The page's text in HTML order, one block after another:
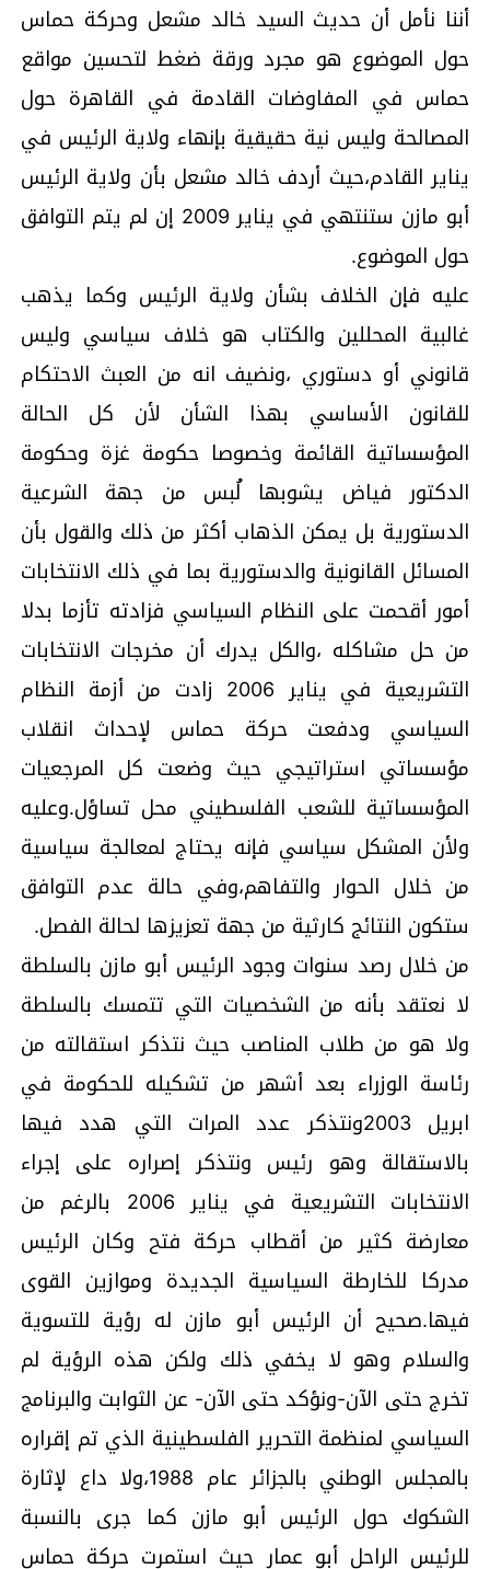
أننا نأمل أن حديث السيد خالد مشعل وحركة حماس
حول الموضوع هو مجرد ورقة ضغط لتحسين مواقع
حماس في المفاوضات القادمة في القاهرة حول
المصالحة وليس نية حقيقية بإنهاء ولاية الرئيس في
يناير القادم،حيث أردف خالد مشعل بأن ولاية الرئيس
أبو مازن ستنتهي في يناير 2009 إن لم يتم التوافق
حول الموضوع.
عليه فإن الخلاف بشأن ولاية الرئيس وكما يذهب
غالبية المحللين والكتاب هو خلاف سياسي وليس
قانوني أو دستوري ،ونضيف انه من العبث الاحتكام
للقانون الأساسي بهذا الشأن لأن كل الحالة
المؤسساتية القائمة وخصوصا حكومة غزة وحكومة
الدكتور فياض يشوبها لُبس من جهة الشرعية
الدستورية بل يمكن الذهاب أكثر من ذلك والقول بأن
المسائل القانونية والدستورية بما في ذلك الانتخابات
أمور أقحمت على النظام السياسي فزادته تأزما بدلا
من حل مشاكله ،والكل يدرك أن مخرجات الانتخابات
التشريعية في يناير 2006 زادت من أزمة النظام
السياسي ودفعت حركة حماس لإحداث انقلاب
مؤسساتي استراتيجي حيث وضعت كل المرجعيات
المؤسساتية للشعب الفلسطيني محل تساؤل.وعليه
ولأن المشكل سياسي فإنه يحتاج لمعالجة سياسية
من خلال الحوار والتفاهم،وفي حالة عدم التوافق
ستكون النتائج كارثية من جهة تعزيزها لحالة الفصل.
من خلال رصد سنوات وجود الرئيس أبو مازن بالسلطة
لا نعتقد بأنه من الشخصيات التي تتمسك بالسلطة
ولا هو من طلاب المناصب حيث نتذكر استقالته من
رئاسة الوزراء بعد أشهر من تشكيله للحكومة في
ابريل 2003ونتذكر عدد المرات التي هدد فيها
بالاستقالة وهو رئيس ونتذكر إصراره على إجراء
الانتخابات التشريعية في يناير 2006 بالرغم من
معارضة كثير من أقطاب حركة فتح وكان الرئيس
مدركا للخارطة السياسية الجديدة وموازين القوى
فيها.صحيح أن الرئيس أبو مازن له رؤية للتسوية
والسلام وهو لا يخفي ذلك ولكن هذه الرؤية لم
تخرج حتى الآن-ونؤكد حتى الآن- عن الثوابت والبرنامج
السياسي لمنظمة التحرير الفلسطينية الذي تم إقراره
بالمجلس الوطني بالجزائر عام 1988،ولا داع لإثارة
الشكوك حول الرئيس أبو مازن كما جرى بالنسبة
للرئيس الراحل أبو عمار حيث استمرت حركة حماس